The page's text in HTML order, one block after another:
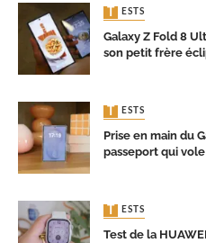
TESTS
Galaxy Z Fold 8
son petit frère
TESTS
Prise en main du
passeport qui
TESTS
Test de la